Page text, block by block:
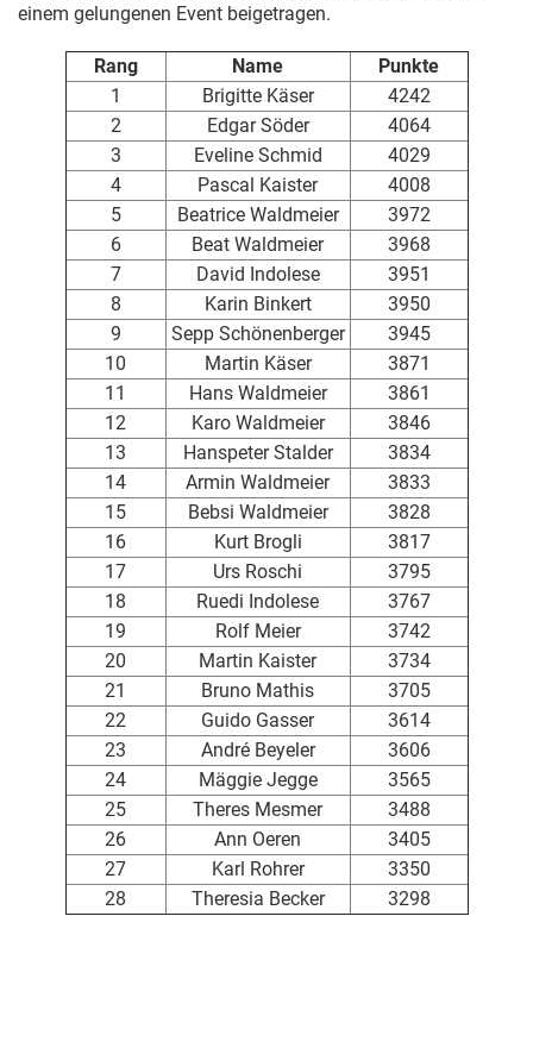
einem gelungenen Event beigetragen.
Rang Name
Punkte
1
Brigitte Käser
4242
2
Edgar Söder
4064
3
Eveline Schmid
4029
4
Pascal Kaister
4008
5
Beatrice Waldmeier
3972
6
Beat Waldmeier
3968
7
David Indolese
3951
8
Karin Binkert
3950
9
Sepp Schönenberger
3945
10
Martin Käser
3871
11
Hans Waldmeier
3861
12
Karo Waldmeier
3846
13
Hanspeter Stalder
3834
14
Armin Waldmeier
3833
15
Bebsi Waldmeier
3828
16
Kurt Brogli
3817
17
Urs Roschi
3795
18
Ruedi Indolese
3767
19
Rolf Meier
3742
20
Martin Kaister
3734
21
Bruno Mathis
3705
22
Guido Gasser
3614
23
André Beyeler
3606
24
Mäggie Jegge
3565
25
Theres Mesmer
3488
26
Ann Oeren
3405
27
Karl Rohrer
3350
28
Theresia Becker 3298